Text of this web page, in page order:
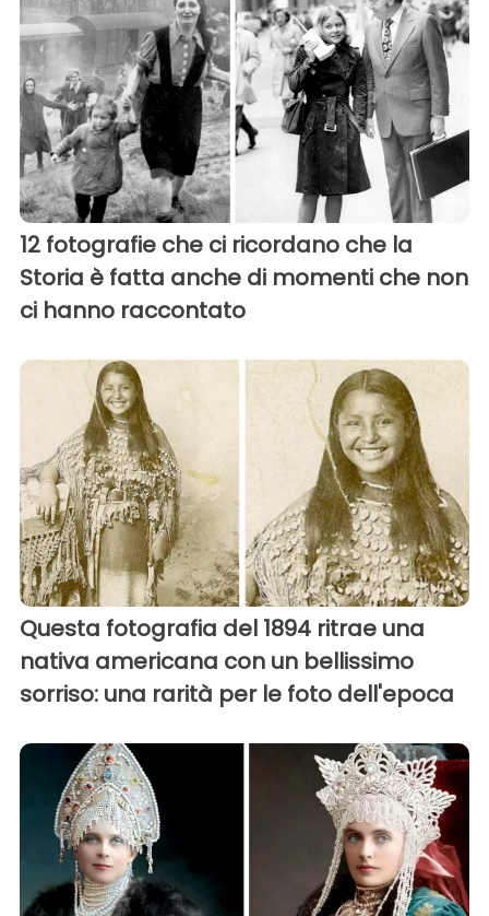
12 fotografie che ci ricordano che la
Storia è fatta anche di momenti che non
ci hanno raccontato
Questa fotografia del 1894 ritrae una
nativa americana con un bellissimo
sorriso: una rarità per le foto dell'epoca